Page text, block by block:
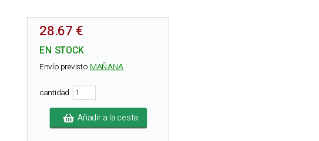
28.67 €
EN STOCK
Envío previstoMAÑANA
cantidad
Añadir a la cesta